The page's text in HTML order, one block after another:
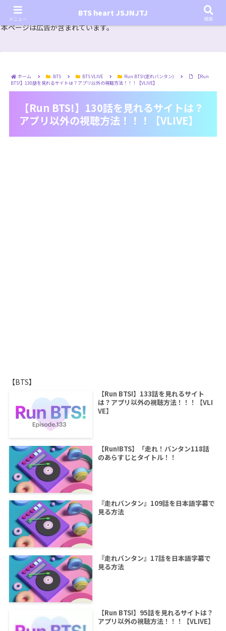
『In the SOOP BTS ver.』シーズン2放送決定！いつから始まる？インザスープの放送開始日・視聴
方法は？【In the SOOP BTS ver. Season 2】
本ページは広告が含まれています。
ホーム BTS BTS VLIVE Run BTS!(走れバンタン)
【Run
BTS!】130話を見れるサイトは？アプリ以外の視聴方法！！！【VLIVE】
【Run BTS!】130話を見れるサイトは？
アプリ以外の視聴方法！！！【VLIVE】
【BTS】
【Run BTS!】133話を見れるサイト
は？アプリ以外の視聴方法！！！【VLI
VE】
【Run!BTS】「走れ！バンタン118話
のあらすじとタイトル！！
『走れバンタン』109話を日本語字幕で
見る方法
『走れバンタン』17話を日本語字幕で
見る方法
【Run BTS!】95話を見れるサイトは？
アプリ以外の視聴方法！！！【VLIVE】
メニュー
BTS heart JSJNJTJ
検索